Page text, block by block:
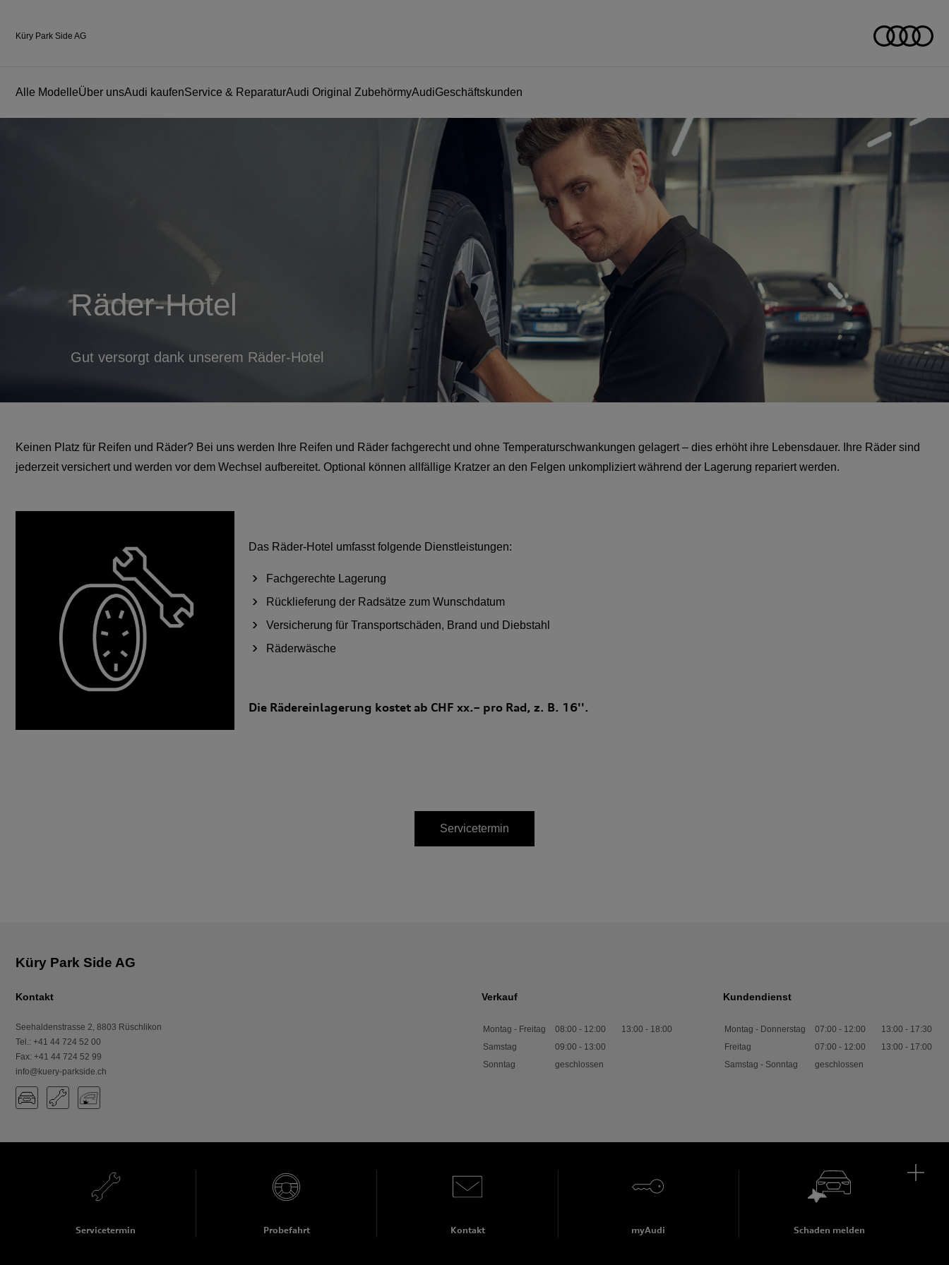
Küry Park Side AG
Alle ModelleÜber unsAudi kaufenService & ReparaturAudi Original ZubehörmyAudiGeschäftskunden
Räder-Hotel
Gut versorgt dank unserem Räder-Hotel
Keinen Platz für Reifen und Räder? Bei uns werden Ihre Reifen und Räder fachgerecht und ohne Temperaturschwankungen gelagert – dies erhöht ihre Lebensdauer. Ihre Räder sind
jederzeit versichert und werden vor dem Wechsel aufbereitet. Optional können allfällige Kratzer an den Felgen unkompliziert während der Lagerung repariert werden.
Das Räder-Hotel umfasst folgende Dienstleistungen:
Fachgerechte Lagerung
Rücklieferung der Radsätze zum Wunschdatum
Versicherung für Transportschäden, Brand und Diebstahl
Räderwäsche
Die Rädereinlagerung kostet ab CHF xx.– pro Rad, z. B. 16''.
Servicetermin
Küry Park Side AG
Kontakt
Seehaldenstrasse 2, 8803 Rüschlikon
Tel.: +41 44 724 52 00
Fax: +41 44 724 52 99
info@kuery-parkside.ch
Verkauf
Montag - Freitag 08:00 - 12:00 13:00 - 18:00
Samstag
09:00 - 13:00
Sonntag
geschlossen
Kundendienst
Montag - Donnerstag 07:00 - 12:00 13:00 - 17:30
Freitag
07:00 - 12:00 13:00 - 17:00
Samstag - Sonntag
geschlossen
Servicetermin Probefahrt Kontakt myAudi Schaden melden